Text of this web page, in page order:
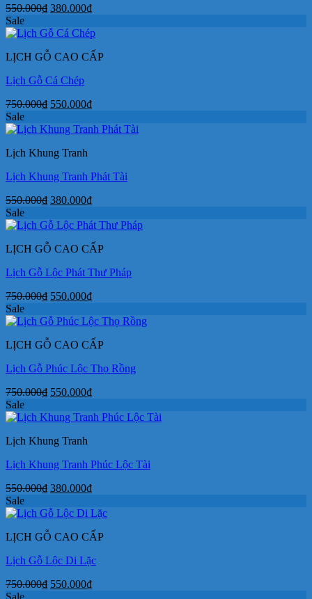
550.000₫ Giá
là:
380.000₫Giá
tại
380.000₫.
Sale
LỊCH GỖ CAO CẤP
Lịch Gỗ Cá Chép
750.000₫ Giá
là:
550.000₫Giá
tại
Sale
Lịch Khung Tranh
Lịch Khung Tranh Phát Tài
550.000₫ Giá
là:
380.000₫Giá
tại
380.000₫.
Sale
LỊCH GỖ CAO CẤP
Lịch Gỗ Lộc Phát Thư Pháp
750.000₫ Giá
là:
550.000₫Giá
tại
550.000₫.
Sale
LỊCH GỖ CAO CẤP
Lịch Gỗ Phúc Lộc Thọ Rồng
750.000₫ Giá
là:
550.000₫Giá
tại
Sale
Lịch Khung Tranh
Lịch Khung Tranh Phúc Lộc Tài
550.000₫ Giá
là:
380.000₫Giá
tại
380.000₫.
Sale
LỊCH GỖ CAO CẤP
Lịch Gỗ Lộc Di Lặc
750.000₫ Giá
550.000₫Giá
Sale